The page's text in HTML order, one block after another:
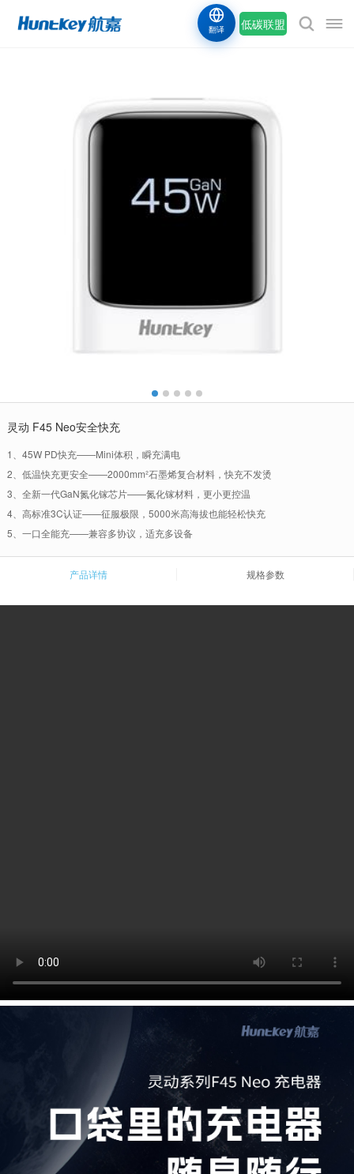
低碳联盟
翻译
灵动 F45 Neo安全快充
1、45W PD快充——Mini体积，瞬充满电
2、低温快充更安全——2000mm²石墨烯复合材料，快充不发烫
3、全新一代GaN氮化镓芯片——氮化镓材料，更小更控温
4、高标准3C认证——征服极限，5000米高海拔也能轻松快充
5、一口全能充——兼容多协议，适充多设备
产品详情 规格参数